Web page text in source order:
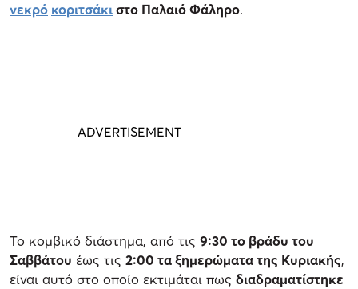
νεκρό κοριτσάκιστο Παλαιό Φάληρο.
Το κομβικό διάστημα, από τις 9:30 το βράδυ του
Σαββάτου έως τις 2:00 τα ξημερώματα της Κυριακής,
είναι αυτό στο οποίο εκτιμάται πως διαδραματίστηκε